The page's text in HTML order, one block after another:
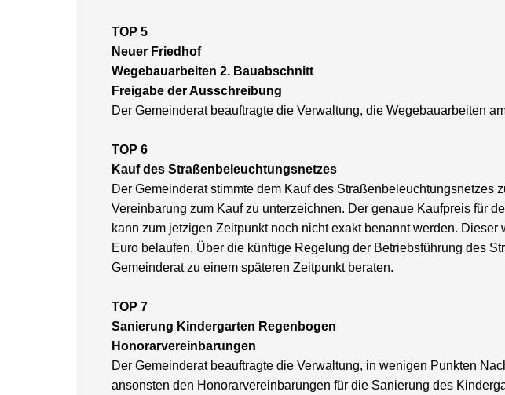
TOP 5
Neuer Friedhof
Wegebauarbeiten 2. Bauabschnitt
Freigabe der Ausschreibung
Der Gemeinderat beauftragte die Verwaltung, die Wegebauarbeiten
TOP 6
Kauf des Straßenbeleuchtungsnetzes
Der Gemeinderat stimmte dem Kauf des Straßenbeleuchtungsnetzes
Vereinbarung zum Kauf zu unterzeichnen. Der genaue Kaufpreis für
kann zum jetzigen Zeitpunkt noch nicht exakt benannt werden.
Euro belaufen. Über die künftige Regelung der Betriebsführung des
Gemeinderat zu einem späteren Zeitpunkt beraten.
TOP 7
Sanierung Kindergarten Regenbogen
Honorarvereinbarungen
Der Gemeinderat beauftragte die Verwaltung, in wenigen Punkten
ansonsten den Honorarvereinbarungen für die Sanierung des